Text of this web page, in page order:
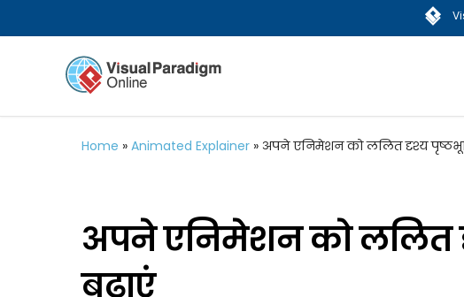
Home » Animated Explainer » अपने एनिमेशन को ललित दृश्य
अपने एनिमेशन को ललित
बढ़ाएं